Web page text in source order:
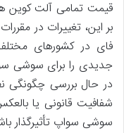
بر این، تغییرات در
فای در کشورهای
جدیدی را برای سوشی
در حال بررسی چگونگی
شفافیت قانونی یا
سوشی سواپ تأثیرگذار